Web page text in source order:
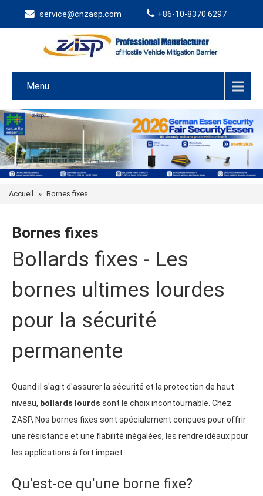
service@cnzasp.com +86-10-8370 6297
Menu
Accueil » Bornes fixes
Bornes fixes
Bollards fixes - Les
bornes ultimes lourdes
pour la sécurité
permanente
Quand il s'agit d'assurer la sécurité et la protection de haut
niveau, bollards lourds sont le choix incontournable. Chez
ZASP, Nos bornes fixes sont spécialement conçues pour offrir
une résistance et une fiabilité inégalées, les rendre idéaux pour
les applications à fort impact.
Qu'est-ce qu'une borne fixe?